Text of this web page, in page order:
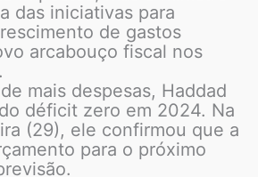
das iniciativas para
de gastos
arcabouço fiscal nos
mais despesas, Haddad
déficit zero em 2024. Na
(29), ele confirmou que a
para o próximo